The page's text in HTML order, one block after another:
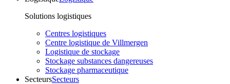
Solutions logistiques
Centres logistiques
Centre logistique de Villmergen
Logistique de stockage
Stockage substances dangereuses
Stockage pharmaceutique
SecteursSecteurs